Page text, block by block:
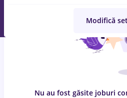
Nu au fost găsite joburi
Modifică